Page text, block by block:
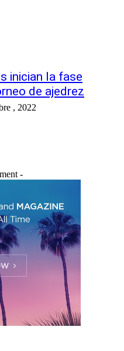
inician la fase
de ajedrez
, 2022
-